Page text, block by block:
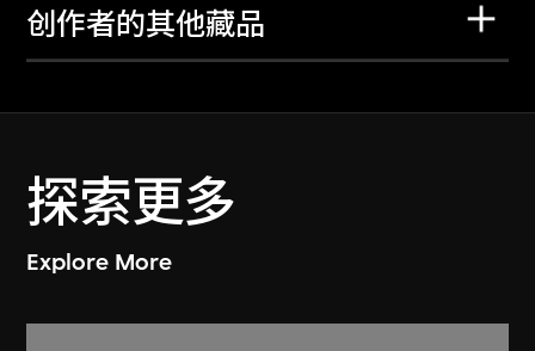
创作者的其他藏品
探索更多
Explore More